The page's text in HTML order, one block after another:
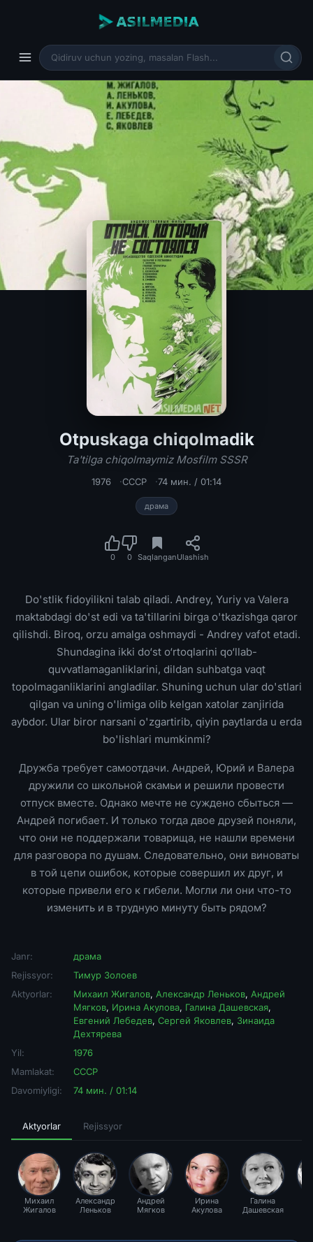
Otpuskaga chiqolmadik
Otpuskaga chiqolmadik / Ta'tilga
Ta'tilga chiqolmaymiz Mosfilm SSSR
1976 СССР 74 мин. / 01:14
драма
0 0 SaqlanganUlashish
Do'stlik fidoyilikni talab qiladi. Andrey, Yuriy va Valera
maktabdagi do'st edi va ta'tillarini birga o'tkazishga qaror
qilishdi. Biroq, orzu amalga oshmaydi - Andrey vafot etadi.
Shundagina ikki do‘st o‘rtoqlarini qo‘llab-
quvvatlamaganliklarini, dildan suhbatga vaqt
topolmaganliklarini angladilar. Shuning uchun ular do'stlari
qilgan va uning o'limiga olib kelgan xatolar zanjirida
aybdor. Ular biror narsani o'zgartirib, qiyin paytlarda u erda
bo'lishlari mumkinmi?
Дружба требует самоотдачи. Андрей, Юрий и Валера
дружили со школьной скамьи и решили провести
отпуск вместе. Однако мечте не суждено сбыться —
Андрей погибает. И только тогда двое друзей поняли,
что они не поддержали товарища, не нашли времени
для разговора по душам. Следовательно, они виноваты
в той цепи ошибок, которые совершил их друг, и
которые привели его к гибели. Могли ли они что-то
изменить и в трудную минуту быть рядом?
Janr:
драма
Rejissyor:
Тимур Золоев
Aktyorlar:
Михаил Жигалов, Александр Леньков, Андрей
Мягков, Ирина Акулова, Галина Дашевская,
Евгений Лебедев, Сергей Яковлев, Зинаида
Дехтярева
Yil:
1976
Mamlakat:
СССР
Davomiyligi:
74 мин. / 01:14
Aktyorlar Rejissyor
Михаил
Жигалов
Александр
Леньков
Андрей
Мягков
Ирина
Акулова
Галина
Дашевская